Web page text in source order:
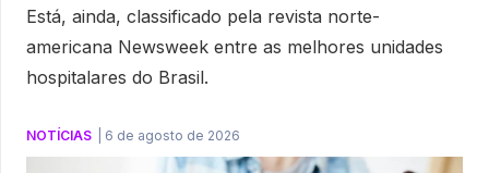
Está, ainda, classificado pela revista norte-
americana Newsweek entre as melhores unidades
hospitalares do Brasil.
NOTÍCIAS 6 de agosto de 2026